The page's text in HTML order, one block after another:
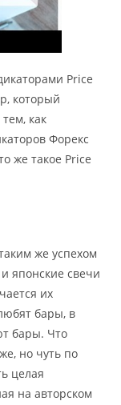
Price
который
как
Форекс
же такое Price
же успехом
японские свечи
их
бары, в
бары. Что
но чуть по
целая
на авторском